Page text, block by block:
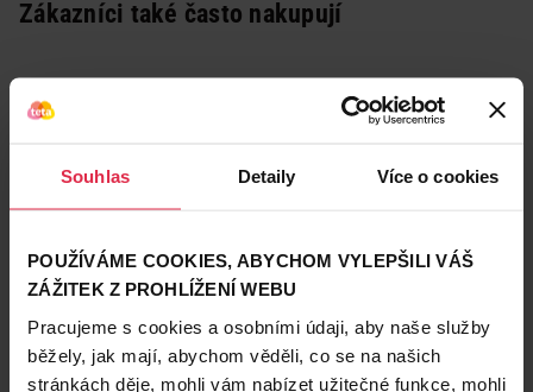
Souhlas Detaily Více o cookies
POUŽÍVÁME COOKIES, ABYCHOM VYLEPŠILI VÁŠ
ZÁŽITEK Z PROHLÍŽENÍ WEBU
Pracujeme s cookies a osobními údaji, aby naše služby
běžely, jak mají, abychom věděli, co se na našich
stránkách děje, mohli vám nabízet užitečné funkce, mohli
Zákazníci také často nakupují